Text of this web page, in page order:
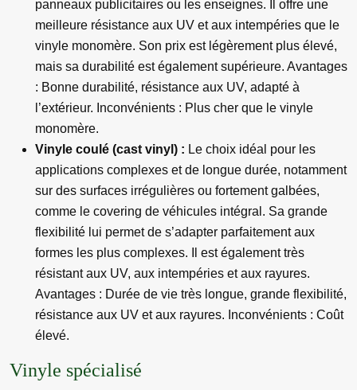
panneaux publicitaires ou les enseignes. Il offre une
meilleure résistance aux UV et aux intempéries que le
vinyle monomère. Son prix est légèrement plus élevé,
mais sa durabilité est également supérieure. Avantages
: Bonne durabilité, résistance aux UV, adapté à
l’extérieur. Inconvénients : Plus cher que le vinyle
monomère.
Vinyle coulé (cast vinyl) : Le choix idéal pour les
applications complexes et de longue durée, notamment
sur des surfaces irrégulières ou fortement galbées,
comme le covering de véhicules intégral. Sa grande
flexibilité lui permet de s’adapter parfaitement aux
formes les plus complexes. Il est également très
résistant aux UV, aux intempéries et aux rayures.
Avantages : Durée de vie très longue, grande flexibilité,
résistance aux UV et aux rayures. Inconvénients : Coût
élevé.
Vinyle spécialisé